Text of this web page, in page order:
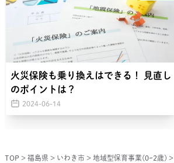
火災保険も乗り換えはできる！ 見直し
のポイントは？
2024-06-14
TOP > 福島県 > いわき市 > 地域型保育事業(0~2歳) >